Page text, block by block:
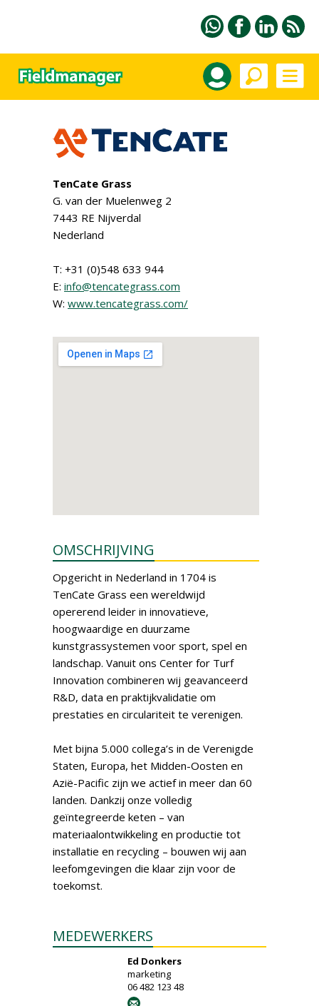
TenCate Grass
G. van der Muelenweg 2
7443 RE Nijverdal
Nederland
T: +31 (0)548 633 944
E: info@tencategrass.com
W: www.tencategrass.com/
OMSCHRIJVING
Opgericht in Nederland in 1704 is
TenCate Grass een wereldwijd
opererend leider in innovatieve,
hoogwaardige en duurzame
kunstgrassystemen voor sport, spel en
landschap. Vanuit ons Center for Turf
Innovation combineren wij geavanceerd
R&D, data en praktijkvalidatie om
prestaties en circulariteit te verenigen.
Met bijna 5.000 collega’s in de Verenigde
Staten, Europa, het Midden-Oosten en
Azië-Pacific zijn we actief in meer dan 60
landen. Dankzij onze volledig
geïntegreerde keten – van
materiaalontwikkeling en productie tot
installatie en recycling – bouwen wij aan
leefomgevingen die klaar zijn voor de
toekomst.
MEDEWERKERS
Ed Donkers
marketing
06 482 123 48